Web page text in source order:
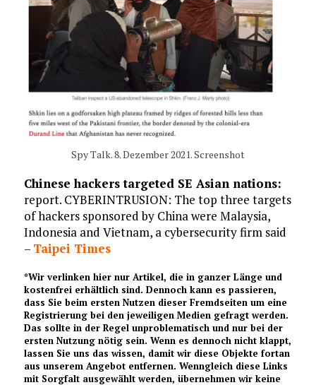
Spy Talk. 8. Dezember 2021. Screenshot
Chinese hackers targeted SE Asian nations:
report. CYBERINTRUSION: The top three targets
of hackers sponsored by China were Malaysia,
Indonesia and Vietnam, a cybersecurity firm said
– Taipei Times
*Wir verlinken hier nur Artikel, die in ganzer Länge und
kostenfrei erhältlich sind. Dennoch kann es passieren,
dass Sie beim ersten Nutzen dieser Fremdseiten um eine
Registrierung bei den jeweiligen Medien gefragt werden.
Das sollte in der Regel unproblematisch und nur bei der
ersten Nutzung nötig sein. Wenn es dennoch nicht klappt,
lassen Sie uns das wissen, damit wir diese Objekte fortan
aus unserem Angebot entfernen. Wenngleich diese Links
mit Sorgfalt ausgewählt werden, übernehmen wir keine